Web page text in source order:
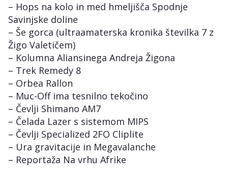
– Hops na kolo in med hmeljišča Spodnje
Savinjske doline
– Še gorca (ultraamaterska kronika številka 7 z
Žigo Valetičem)
– Kolumna Aliansinega Andreja Žigona
– Trek Remedy 8
– Orbea Rallon
– Muc-Off ima tesnilno tekočino
– Čevlji Shimano AM7
– Čelada Lazer s sistemom MIPS
– Čevlji Specialized 2FO Cliplite
– Ura gravitacije in Megavalanche
– Reportaža Na vrhu Afrike